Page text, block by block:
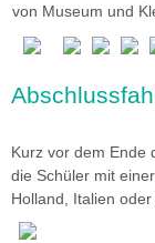
von Museum und
Kurz vor dem Ende
die Schüler mit
Holland, Italien oder